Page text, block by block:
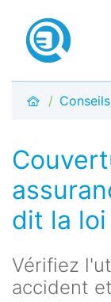
dit la loi
Vérifiez
accident